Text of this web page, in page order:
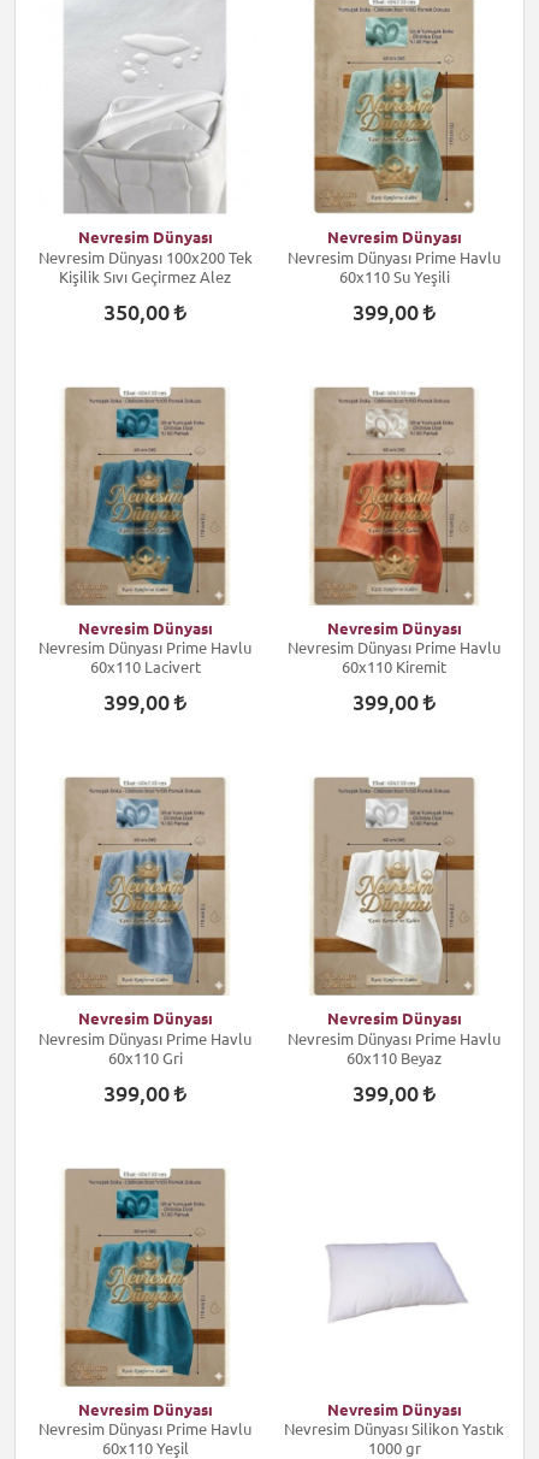
Nevresim Dünyası
Nevresim Dünyası 100x200 Tek
Kişilik Sıvı Geçirmez Alez
350,00
Nevresim Dünyası
Nevresim Dünyası Prime Havlu
60x110 Su Yeşili
399,00
Nevresim Dünyası
Nevresim Dünyası Prime Havlu
60x110 Lacivert
399,00
Nevresim Dünyası
Nevresim Dünyası Prime Havlu
60x110 Kiremit
399,00
Nevresim Dünyası
Nevresim Dünyası Prime Havlu
60x110 Gri
399,00
Nevresim Dünyası
Nevresim Dünyası Prime Havlu
60x110 Beyaz
399,00
Nevresim Dünyası
Nevresim Dünyası Prime Havlu
60x110 Yeşil
Nevresim Dünyası
Nevresim Dünyası Silikon Yastık
1000 gr